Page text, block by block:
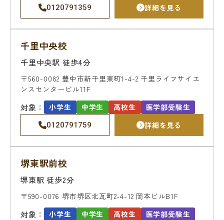
名門会 公式SNS
名門会note「プロが明かす合格のヒン
ト」
資料請求・お問い合わせ
0120791359 詳細を見る
千里中央校
千里中央駅 徒歩4分
〒560-0082 豊中市新千里東町1-4-2 千里ライフサイエ
ンスセンタービル11F
対象： 小学生 中学生 高校生 医学部受験生
0120791759 詳細を見る
堺東駅前校
堺東駅 徒歩2分
〒590-0076 堺市堺区北瓦町2-4-12 岡本ビルB1F
対象： 小学生 中学生 高校生 医学部受験生